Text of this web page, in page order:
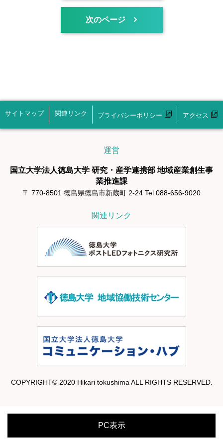
次のページ
サイトマップ 関連リンク プライバシーポリシー アクセス
運営
国立大学法人徳島大学 研究・産学連携部 地域産業創生事
業推進課
〒 770-8501 徳島県徳島市新蔵町 2-24 Tel 088-656-9020
関連リンク
COPYRIGHT© 2020 Hikari tokushima ALL RIGHTS RESERVED.
PC表示